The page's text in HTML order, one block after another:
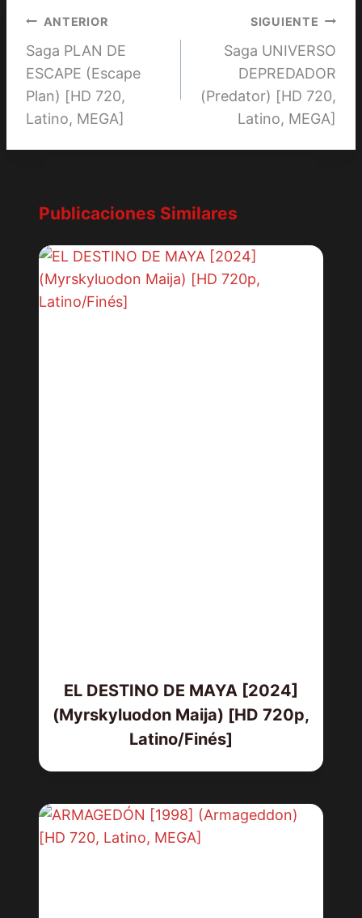
entrada:
Navegación
de
entradas
ANTERIOR
Saga PLAN DE
ESCAPE (Escape
Plan) [HD 720,
Latino, MEGA]
SIGUIENTE
Saga UNIVERSO
DEPREDADOR
(Predator) [HD 720,
Latino, MEGA]
Publicaciones Similares
EL DESTINO DE MAYA [2024]
(Myrskyluodon Maija) [HD 720p,
Latino/Finés]